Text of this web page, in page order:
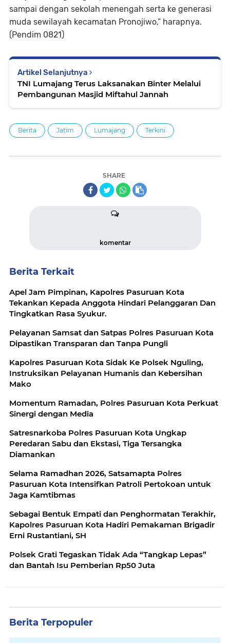
sampai dengan sekolah menengah serta ke generasi
muda sewilayah kecamatan Pronojiwo,” harapnya.
(Pendim 0821)
Artikel Selanjutnya
TNI Lumajang Terus Laksanakan Binter Melalui
Pembangunan Masjid Miftahul Jannah
Berita Jatim Lumajang Terkini
SHARE
komentar
Berita Terkait
Apel Jam Pimpinan, Kapolres Pasuruan Kota
Tekankan Kepada Anggota Hindari Pelanggaran Dan
Tingkatkan Rasa Syukur.
Pelayanan Samsat dan Satpas Polres Pasuruan Kota
Dipastikan Transparan dan Tanpa Pungli
Kapolres Pasuruan Kota Sidak Ke Polsek Nguling,
Instruksikan Pelayanan Humanis dan Kebersihan
Mako
Momentum Ramadan, Polres Pasuruan Kota Perkuat
Sinergi dengan Media
Satresnarkoba Polres Pasuruan Kota Ungkap
Peredaran Sabu dan Ekstasi, Tiga Tersangka
Diamankan
Selama Ramadhan 2026, Satsamapta Polres
Pasuruan Kota Intensifkan Patroli Pertokoan untuk
Jaga Kamtibmas
Sebagai Bentuk Empati dan Penghormatan Terakhir,
Kapolres Pasuruan Kota Hadiri Pemakaman Brigadir
Erni Rustantiani, SH
Polsek Grati Tegaskan Tidak Ada “Tangkap Lepas”
dan Bantah Isu Pemberian Rp50 Juta
Berita Terpopuler